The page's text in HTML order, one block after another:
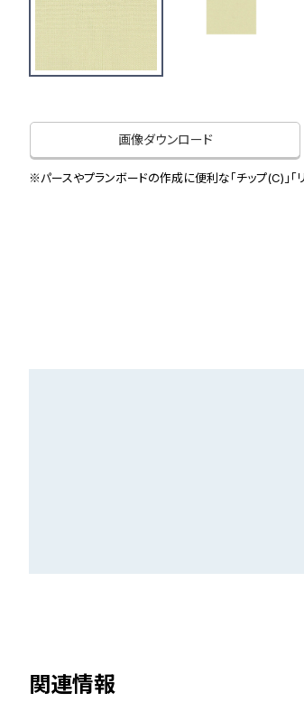
画像ダウンロード
※パースやプランボードの作成に便利な「チップ(C)」「
関連情報